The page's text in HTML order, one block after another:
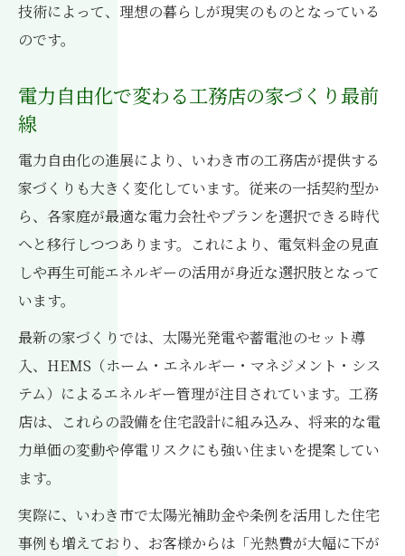
高性能住宅を目指す工務店の断熱技術とは
工務店と一緒に考える省エネ住宅の未来像
訣
太陽光活用で始めるいわき市の新しい暮らし
工務店で始める太陽光発電住宅の魅力
いわき市太陽光補助金と工務店活用法
工務店と太陽光条例対応の家づくりポイン
ト
技術によって、理想の暮らしが現実のものとなっている
のです。
電力自由化で変わる工務店の家づくり最前
線
電力自由化の進展により、いわき市の工務店が提供する
家づくりも大きく変化しています。従来の一括契約型か
ら、各家庭が最適な電力会社やプランを選択できる時代
へと移行しつつあります。これにより、電気料金の見直
しや再生可能エネルギーの活用が身近な選択肢となって
います。
最新の家づくりでは、太陽光発電や蓄電池のセット導
入、HEMS（ホーム・エネルギー・マネジメント・シス
テム）によるエネルギー管理が注目されています。工務
店は、これらの設備を住宅設計に組み込み、将来的な電
力単価の変動や停電リスクにも強い住まいを提案してい
ます。
実際に、いわき市で太陽光補助金や条例を活用した住宅
事例も増えており、お客様からは「光熱費が大幅に下が